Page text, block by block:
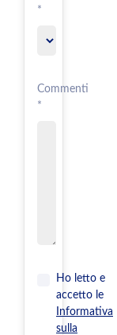
*
Commenti
*
Ho letto e
accetto le
Informativa
sulla